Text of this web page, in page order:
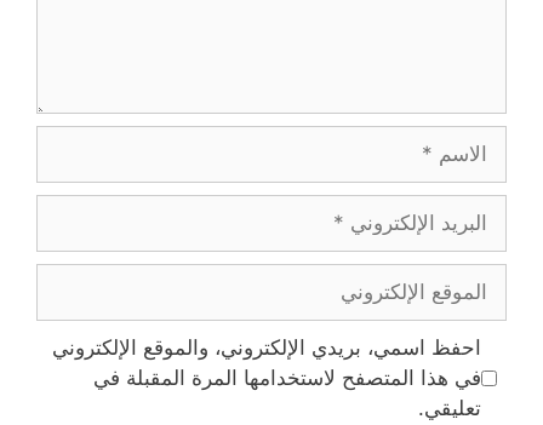
الإلكتروني
الإلكتروني
احفظ اسمي، بريدي الإلكتروني، والموقع الإلكتروني
في هذا المتصفح لاستخدامها المرة المقبلة في
تعليقي.